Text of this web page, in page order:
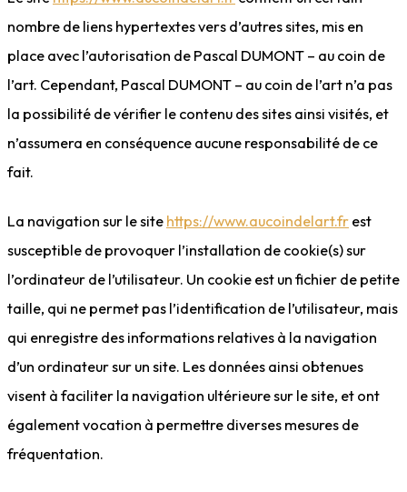
nombre de liens hypertextes vers d’autres sites, mis en
place avec l’autorisation de Pascal DUMONT – au coin de
l’art. Cependant, Pascal DUMONT – au coin de l’art n’a pas
la possibilité de vérifier le contenu des sites ainsi visités, et
n’assumera en conséquence aucune responsabilité de ce
fait.
La navigation sur le site https://www.aucoindelart.fr est
susceptible de provoquer l’installation de cookie(s) sur
l’ordinateur de l’utilisateur. Un cookie est un fichier de petite
taille, qui ne permet pas l’identification de l’utilisateur, mais
qui enregistre des informations relatives à la navigation
d’un ordinateur sur un site. Les données ainsi obtenues
visent à faciliter la navigation ultérieure sur le site, et ont
également vocation à permettre diverses mesures de
fréquentation.